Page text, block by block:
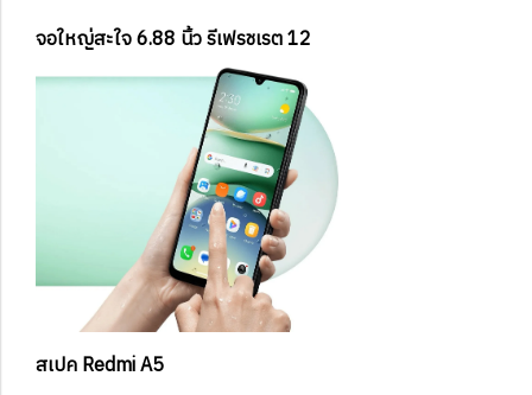
จอใหญ่สะใจ 6.88 นิ้ว รีเฟรชเรต 12
สเปค Redmi A5